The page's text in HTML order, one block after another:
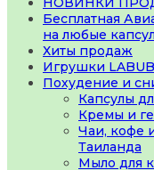
Бесплатная
на любые
Хиты продаж
Игрушки
Похудение и
Капсулы
Кремы и
Чаи, кофе
Таиланда
Мыло для